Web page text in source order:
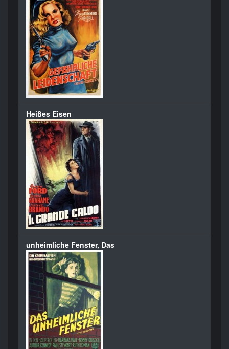
Heißes Eisen
unheimliche Fenster, Das